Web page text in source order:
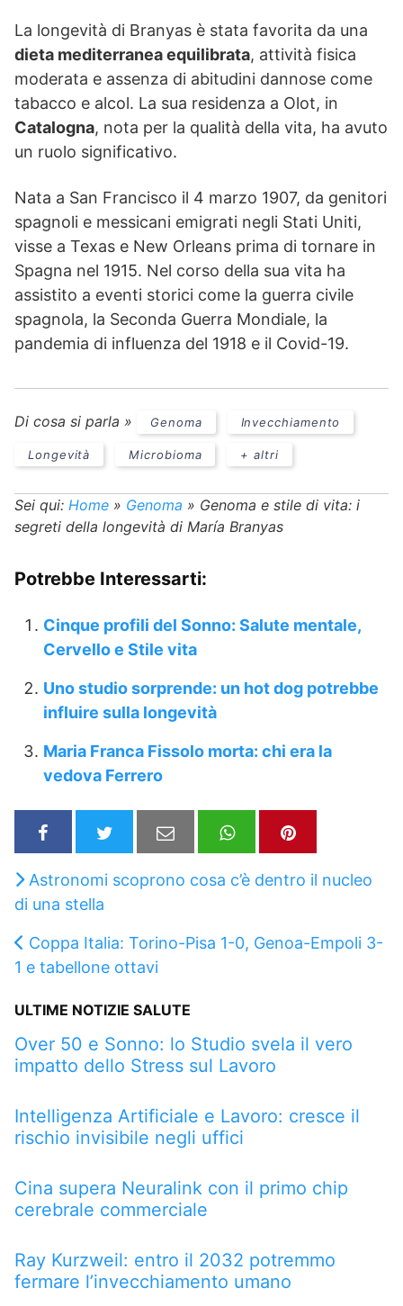
La longevità di Branyas è stata favorita da una
dieta mediterranea equilibrata, attività fisica
moderata e assenza di abitudini dannose come
tabacco e alcol. La sua residenza a Olot, in
Catalogna, nota per la qualità della vita, ha avuto
un ruolo significativo.
Nata a San Francisco il 4 marzo 1907, da genitori
spagnoli e messicani emigrati negli Stati Uniti,
visse a Texas e New Orleans prima di tornare in
Spagna nel 1915. Nel corso della sua vita ha
assistito a eventi storici come la guerra civile
spagnola, la Seconda Guerra Mondiale, la
pandemia di influenza del 1918 e il Covid-19.
Di cosa si parla » Genoma Invecchiamento
Longevità Microbioma + altri
Sei qui: Home » Genoma » Genoma e stile di vita: i
segreti della longevità di María Branyas
Potrebbe Interessarti:
Cinque profili del Sonno: Salute mentale,
Cervello e Stile vita
Uno studio sorprende: un hot dog potrebbe
influire sulla longevità
Maria Franca Fissolo morta: chi era la
vedova Ferrero
Astronomi scoprono cosa c’è dentro il nucleo
di una stella
Coppa Italia: Torino-Pisa 1-0, Genoa-Empoli 3-
1 e tabellone ottavi
ULTIME NOTIZIE SALUTE
Over 50 e Sonno: lo Studio svela il vero
impatto dello Stress sul Lavoro
Intelligenza Artificiale e Lavoro: cresce il
rischio invisibile negli uffici
Cina supera Neuralink con il primo chip
cerebrale commerciale
Ray Kurzweil: entro il 2032 potremmo
fermare l’invecchiamento umano